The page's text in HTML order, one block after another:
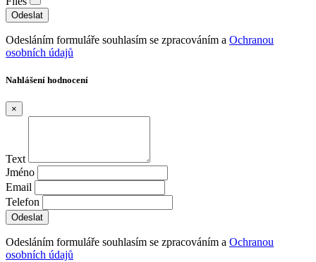
Odesláním formuláře souhlasím se zpracováním a Ochranou
osobních údajů
Nahlášení hodnocení
×
Text
Jméno
Email
Telefon
Odesláním formuláře souhlasím se zpracováním a Ochranou
osobních údajů